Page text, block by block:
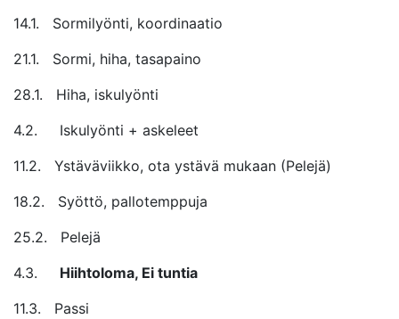
14.1. Sormilyönti, koordinaatio
21.1. Sormi, hiha, tasapaino
28.1. Hiha, iskulyönti
4.2. Iskulyönti + askeleet
11.2. Ystäväviikko, ota ystävä mukaan (Pelejä)
18.2. Syöttö, pallotemppuja
25.2. Pelejä
4.3. Hiihtoloma, Ei tuntia
11.3. Passi